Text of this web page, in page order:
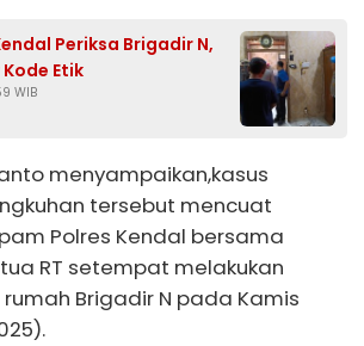
Periksa Brigadir N,
Etik
WIB
menyampaikan,kasus
tersebut mencuat
Polres Kendal bersama
RT setempat melakukan
Brigadir N pada Kamis